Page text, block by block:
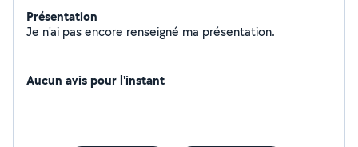
Présentation
Je n'ai pas encore renseigné ma présentation.
Aucun avis pour l'instant